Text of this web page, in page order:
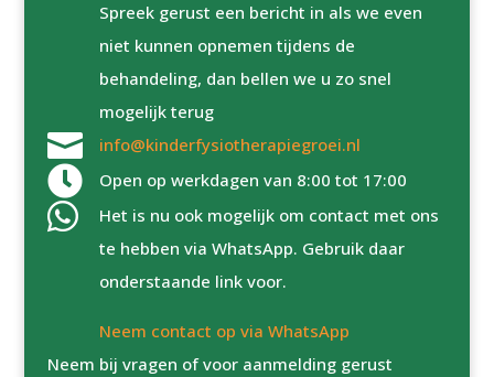
Spreek gerust een bericht in als we even
niet kunnen opnemen tijdens de
behandeling, dan bellen we u zo snel
mogelijk terug
 info@kinderfysiotherapiegroei.nl
 Open op werkdagen van 8:00 tot 17:00

Het is nu ook mogelijk om contact met ons
te hebben via WhatsApp. Gebruik daar
onderstaande link voor.
Neem contact op via WhatsApp
Neem bij vragen of voor aanmelding gerust